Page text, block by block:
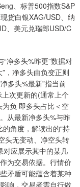
、标普500指数S&P
货白银XAG/USD、纳
、美元兑瑞郎USD/C
净多头%昨更”数据对
，净多头由负变正则
多头%最新”指当前
上次更新的(通常上个
负 即多头占比＜空
从最新净多头%与昨
角度，解读出的“持
头无变动、净空头转
对应展示其中的某几
为交易依据。行情价
矛盾可能蕴含着某种
响，交易者需自行做